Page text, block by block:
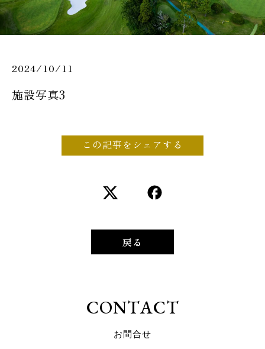
2024/10/11
施設写真3
この記事をシェアする
戻る
CONTACT
お問合せ